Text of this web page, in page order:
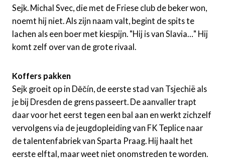
Sejk. Michal Svec, die met de Friese club de beker won,
noemt hij niet. Als zijn naam valt, begint de spits te
lachen als een boer met kiespijn. "Hij is van Slavia…" Hij
komt zelf over van de grote rivaal.
Koffers pakken
Sejk groeit op in Děčín, de eerste stad van Tsjechië als
je bij Dresden de grens passeert. De aanvaller trapt
daar voor het eerst tegen een bal aan en werkt zichzelf
vervolgens via de jeugdopleiding van FK Teplice naar
de talentenfabriek van Sparta Praag. Hij haalt het
eerste elftal, maar weet niet onomstreden te worden.